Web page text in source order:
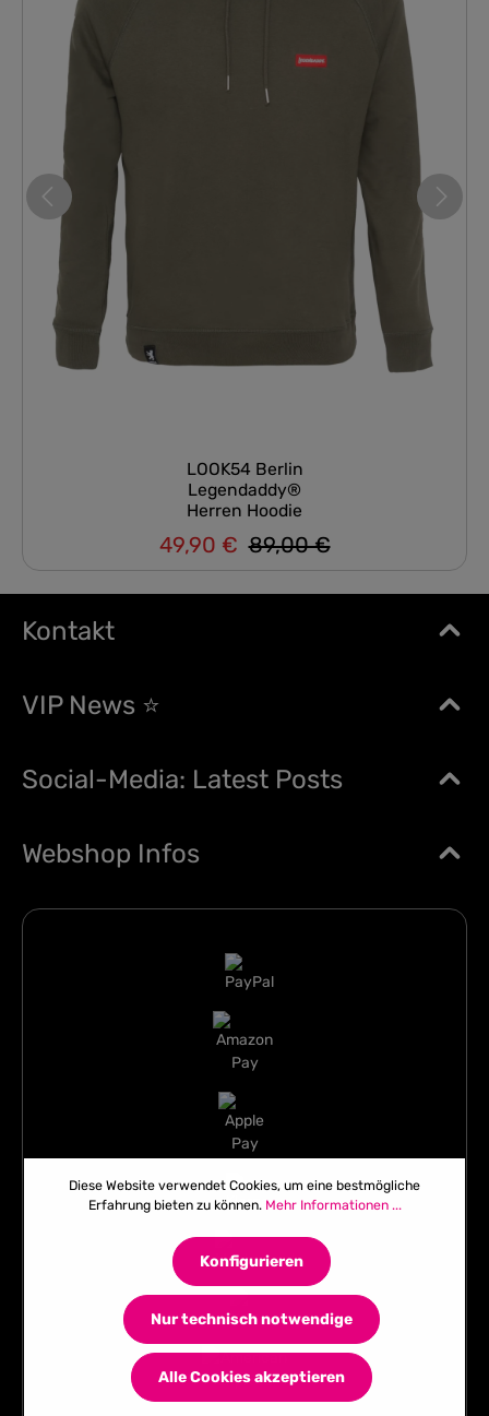
LOOK54 Berlin
Legendaddy®
Herren Hoodie
Verkaufspreis:
49,90 € Regulärer Preis:
89,00 €
Kontakt
VIP News ⭐
Social-Media: Latest Posts
Webshop Infos
Diese Website verwendet Cookies, um eine bestmögliche
Erfahrung bieten zu können. Mehr Informationen ...
Nur technisch notwendige
Konfigurieren
Alle Cookies akzeptieren